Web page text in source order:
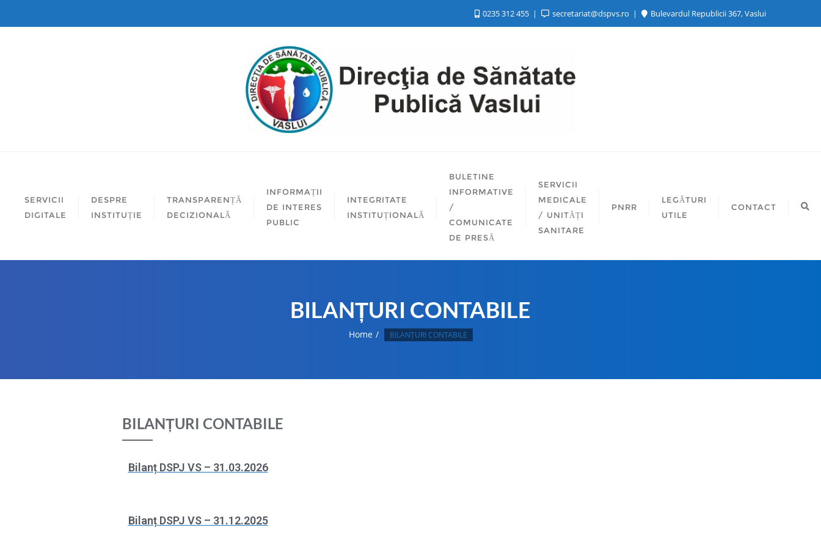
0235 312 455 secretariat@dspvs.ro Bulevardul Republicii 367, Vaslui
SERVICII
DIGITALE
DESPRE
INSTITUȚIE
TRANSPARENȚĂ
DECIZIONALĂ
INFORMAȚII
DE INTERES
PUBLIC
INTEGRITATE
INSTITUȚIONALĂ
BULETINE
INFORMATIVE
/
COMUNICATE
DE PRESĂ
SERVICII
MEDICALE
/ UNITĂȚI
SANITARE
PNRR
LEGĂTURI
UTILE
CONTACT
BILANȚURI CONTABILE
Home BILANȚURI CONTABILE
BILANȚURI CONTABILE
Bilanț DSPJ VS – 31.03.2026
Bilanț DSPJ VS – 31.12.2025